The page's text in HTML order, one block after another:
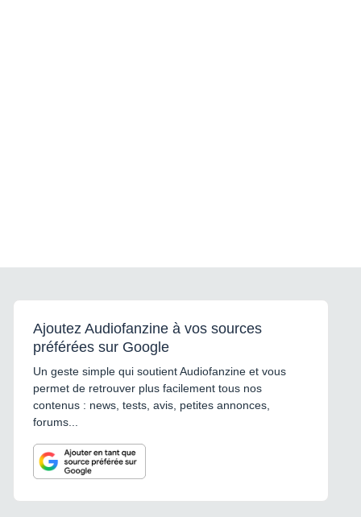
Ajoutez Audiofanzine à vos sources
préférées sur Google
Un geste simple qui soutient Audiofanzine et vous
permet de retrouver plus facilement tous nos
contenus : news, tests, avis, petites annonces,
forums...